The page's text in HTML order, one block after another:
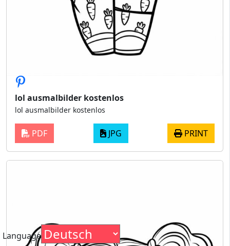
lol ausmalbilder kostenlos
lol ausmalbilder kostenlos
PDF JPG PRINT
Language